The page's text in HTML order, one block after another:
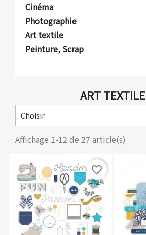
Cinéma
Photographie
Art textile
Peinture, Scrap
ART TEXTILE
Choisir
Affichage 1-12 de 27 article(s)
favorite_border